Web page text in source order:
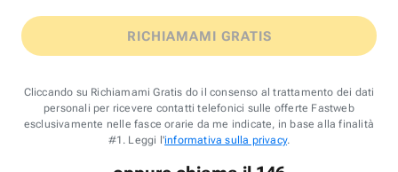
RICHIAMAMI GRATIS
Cliccando su Richiamami Gratis do il consenso al trattamento dei dati
personali per ricevere contatti telefonici sulle offerte Fastweb
esclusivamente nelle fasce orarie da me indicate, in base alla finalità
#1. Leggi l'informativa sulla privacy.